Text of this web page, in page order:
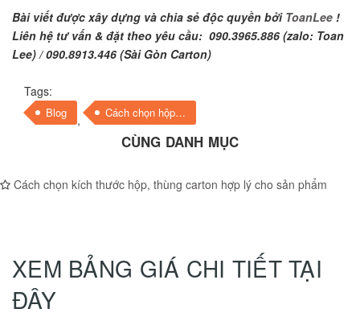
Bài viết được xây dựng và chia sẻ độc quyền bởi ToanLee !
Liên hệ tư vấn & đặt theo yêu cầu: 090.3965.886 (zalo: Toan
Lee) / 090.8913.446 (Sài Gòn Carton)
Tags:
Blog , Cách chọn hộp carton phù hợp
CÙNG DANH MỤC
Cách chọn kích thước hộp, thùng carton hợp lý cho sản phẩm
XEM BẢNG GIÁ CHI TIẾT TẠI
ĐÂY